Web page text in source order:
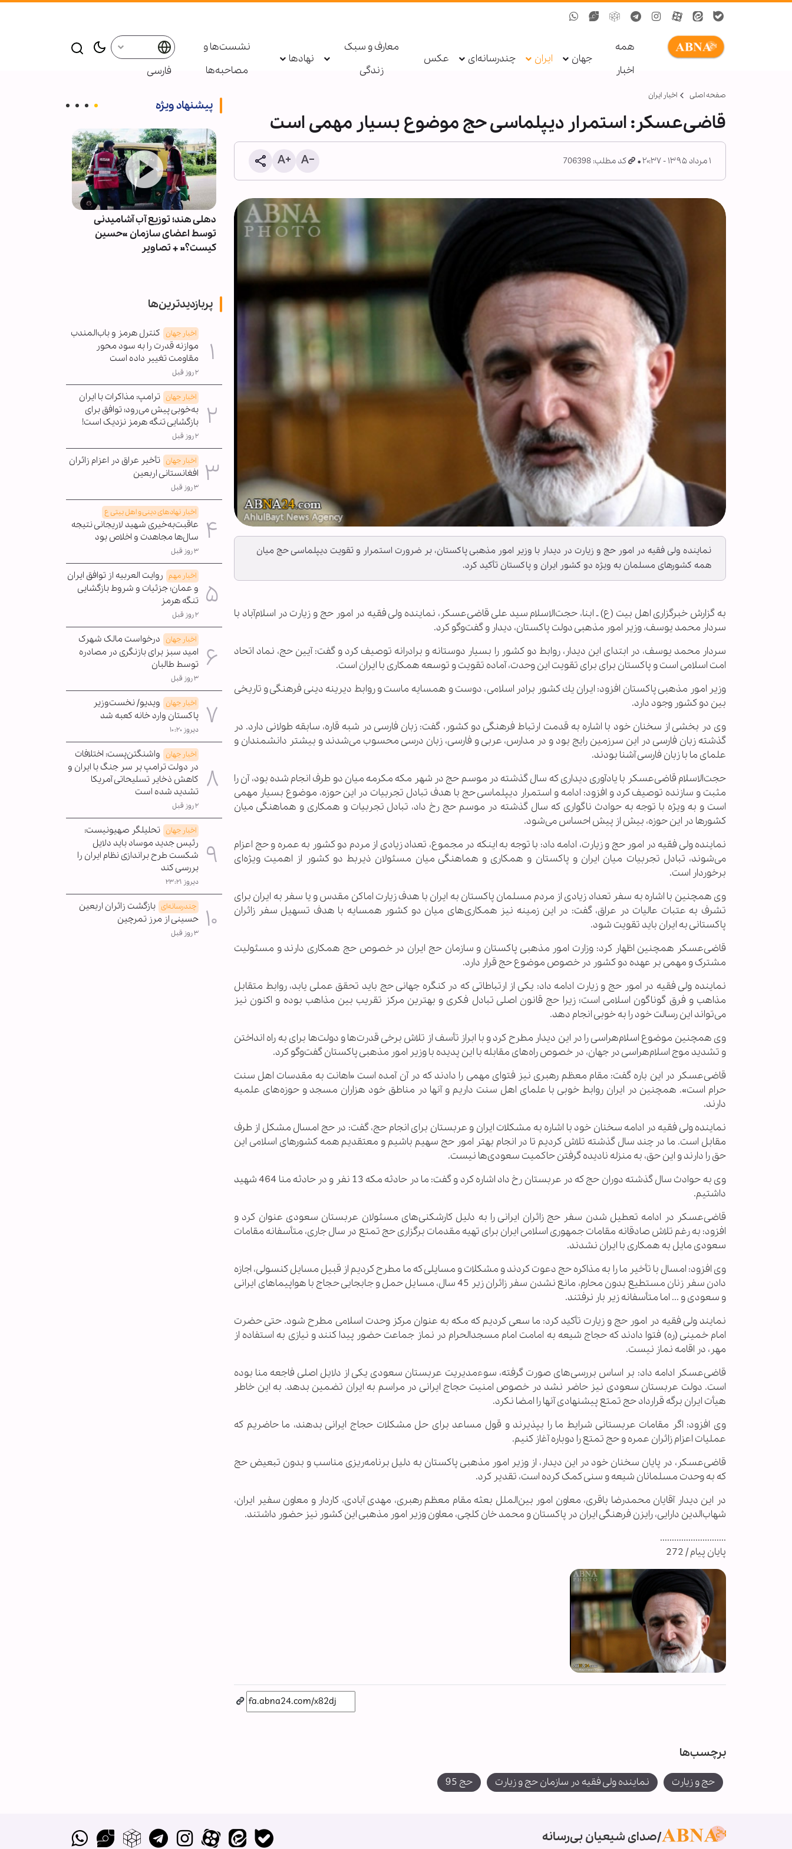
همه
اخبار
جهان ایران چندرسانه‌ای عکس
معارف و سبک
زندگی
نهادها
نشست‌ها و
مصاحبه‌ها
فارسی
صفحه اصلی اخبار ایران
قاضی‌عسكر: استمرار دیپلماسی حج موضوع بسیار مهمی است
۱ مرداد ۱۳۹۵ - ۲۰:۳۷ کد مطلب: 706398
نماینده ولی فقیه در امور حج و زیارت در دیدار با وزیر امور مذهبی پاکستان، بر ضرورت استمرار و تقویت دیپلماسی حج میان
همه کشورهای مسلمان به ویژه دو کشور ایران و پاکستان تأکید کرد.
به گزارش خبرگزاری اهل بیت (ع) ـ ابنا، حجت‌الاسلام سید علی قاضی‌عسکر، نماینده ولی فقیه در امور حج و زیارت در اسلام‌آباد با
سردار محمد یوسف، وزیر امور مذهبی دولت پاكستان، دیدار و گفت‌وگو كرد.
سردار محمد یوسف، در ابتدای این دیدار، روابط دو کشور را بسیار دوستانه و برادرانه توصیف کرد و گفت: آیین حج، نماد اتحاد
امت اسلامی است و پاکستان برای برای تقویت این وحدت، آماده تقویت و توسعه همکاری با ایران است.
وزیر امور مذهبی پاكستان افزود: ایران یك كشور برادر اسلامی، دوست و همسایه ماست و روابط دیرینه دینی فرهنگی و تاریخی
بین دو كشور وجود دارد.
وی در بخشی از سخنان خود با اشاره به قدمت ارتباط فرهنگی دو كشور، گفت: زبان فارسی در شبه قاره، سابقه طولانی دارد. در
گذشته زبان فارسی در این سرزمین رایج بود و در مدارس، عربی و فارسی، زبان درسی محسوب می‌شدند و بیشتر دانشمندان و
علمای ما با زبان فارسی آشنا بودند.
حجت‌الاسلام قاضی‌عسکر با یادآوری دیداری که سال گذشته در موسم حج در شهر مکه مکرمه میان دو طرف انجام شده بود، آن را
مثبت و سازنده توصیف کرد و افزود: ادامه و استمرار دیپلماسی حج با هدف تبادل تجربیات در این حوزه، موضوع بسیار مهمی
است و به ویژه با توجه به حوادث ناگواری که سال گذشته در موسم حج رخ داد، تبادل تجربیات و همکاری و هماهنگی میان
کشورها در این حوزه، بیش از پیش احساس می‌شود.
نماینده ولی فقیه در امور حج و زیارت، ادامه داد: با توجه به اینکه در مجموع، تعداد زیادی از مردم دو کشور به عمره و حج اعزام
می‌شوند، تبادل تجربیات میان ایران و پاکستان و همکاری و هماهنگی میان مسئولان ذیربط دو کشور از اهمیت ویژه‌ای
برخوردار است.
وی همچنین با اشاره به سفر تعداد زیادی از مردم مسلمان پاکستان به ایران با هدف زیارت اماکن مقدس و یا سفر به ایران برای
تشرف به عتبات عالیات در عراق، گفت: در این زمینه نیز همکاری‌های میان دو کشور همسایه با هدف تسهیل سفر زائران
پاکستانی به ایران باید تقویت شود.
قاضی‌عسكر همچنین اظهار كرد: وزارت امور مذهبی پاکستان و سازمان حج ایران در خصوص حج همکاری دارند و مسئولیت
مشترک و مهمی بر عهده دو کشور در خصوص موضوع حج قرار دارد.
نماینده ولی فقیه در امور حج و زیارت ادامه داد: یكی از ارتباطاتی كه در كنگره جهانی حج باید تحقق عملی یابد، روابط متقابل
مذاهب و فرق گوناگون اسلامی است؛ زیرا حج قانون اصلی تبادل فكری و بهترین مركز تقریب بین مذاهب بوده و اكنون نیز
می‌تواند این رسالت خود را به خوبی انجام دهد.
وی همچنین موضوع اسلام‌هراسی را در این دیدار مطرح کرد و با ابراز تأسف از تلاش برخی قدرت‌ها و دولت‌ها برای به راه انداختن
و تشدید موج اسلام‌هراسی در جهان، در خصوص راه‌های مقابله با این پدیده با وزیر امور مذهبی پاکستان گفت‌وگو کرد.
قاضی‌عسكر در این باره گفت: مقام معظم رهبری نیز فتوای مهمی را دادند كه در آن آمده است «اهانت به مقدسات اهل سنت
حرام است». همچنین در ایران روابط خوبی با علمای اهل سنت داریم و آنها در مناطق خود هزاران مسجد و حوزه‌های علمیه
دارند.
نماینده ولی فقیه در ادامه سخنان خود با اشاره به مشكلات ایران و عربستان برای انجام حج، گفت: در حج امسال مشكل از طرف
مقابل است. ما در چند سال گذشته تلاش كردیم تا در انجام بهتر امور حج سهیم باشیم و معتقدیم همه كشورهای اسلامی این
حق را دارند و این حق، به منزله نادیده گرفتن حاکمیت سعودی‌ها نیست.
وی به حوادث سال گذشته دوران حج كه در عربستان رخ داد اشاره كرد و گفت: ما در حادثه مكه 13 نفر و در حادثه منا 464 شهید
داشتیم.
قاضی‌عسكر در ادامه تعطیل شدن سفر حج زائران ایرانی را به دلیل كارشكنی‌های مسئولان عربستان سعودی عنوان كرد و
افزود: به رغم تلاش صادقانه مقامات جمهوری اسلامی ایران برای تهیه مقدمات برگزاری حج تمتع در سال جاری، متأسفانه مقامات
سعودی مایل به همكاری با ایران نشدند.
وی افزود: امسال با تأخیر ما را به مذاكره حج دعوت كردند و مشكلات و مسایلی كه ما مطرح كردیم از قبیل مسایل کنسولی، اجازه
دادن سفر زنان مستطیع بدون محارم، مانع نشدن سفر زائران زیر 45 سال، مسایل حمل و جابجایی حجاج با هواپیماهای ایرانی
و سعودی و ... اما متأسفانه زیر بار نرفتند.
نمایند ولی فقیه در امور حج و زیارت تأكید كرد: ما سعی كردیم كه مكه به عنوان مركز وحدت اسلامی مطرح شود. حتی حضرت
امام خمینی (ره) فتوا دادند كه حجاج شیعه به امامت امام مسجدالحرام در نماز جماعت حضور پیدا كنند و نیازی به استفاده از
مهر، در اقامه نماز نیست.
قاضی‌عسكر ادامه داد: بر اساس بررسی‌های صورت گرفته، سوءمدیریت عربستان سعودی یكی از دلایل اصلی فاجعه منا بوده
است. دولت عربستان سعودی نیز حاضر نشد در خصوص امنیت حجاج ایرانی در مراسم به ایران تضمین بدهد. به این خاطر
هیأت ایران برگه قرارداد حج تمتع پیشنهادی آنها را امضا نكرد.
وی افزود: اگر مقامات عربستانی شرایط ما را بپذیرند و قول مساعد برای حل مشكلات حجاج ایرانی بدهند، ما حاضریم كه
عملیات اعزام زائران عمره و حج تمتع را دوباره آغاز كنیم.
قاضی‌عسكر، در پایان سخنان خود در این دیدار، از وزیر امور مذهبی پاکستان به دلیل برنامه‌ریزی مناسب و بدون تبعیض حج
که به وحدت مسلمانان شیعه و سنی کمک کرده است، تقدیر كرد.
در این دیدار آقایان محمدرضا باقری، معاون امور بین‌الملل بعثه مقام معظم رهبری، مهدی آبادی، كاردار و معاون سفیر ایران،
شهاب‌الدین دارایی، رایزن فرهنگی ایران در پاكستان و محمد خان كلچی، معاون وزیر امور مذهبی این كشور نیز حضور داشتند.
............................
پایان پیام / 272
برچسب‌ها
حج و زیارت نماینده ولی فقیه در سازمان حج و زیارت حج 95
پیشنهاد ویژه
خبرنگار حقیقت را تنها نمی‌گذارد
دهلی هند؛ توزیع آب آشامیدنی
توسط اعضای سازمان «حسین
کیست؟» + تصاویر
پربازدیدترین‌ها
اخبار جهان کنترل هرمز و باب‌المندب
موازنه قدرت را به سود محور
مقاومت تغییر داده است
۲ روز قبل
اخبار جهان ترامپ: مذاکرات با ایران
به‌خوبی پیش می‌رود؛ توافق برای
بازگشایی تنگه هرمز نزدیک است!
۲ روز قبل
اخبار جهان تأخیر عراق در اعزام زائران
افغانستانی اربعین
۳ روز قبل
اخبار نهادهای دینی و اهل بیتی ع
عاقبت‌به‌خیری شهید لاریجانی نتیجه
سال‌ها مجاهدت و اخلاص بود
۳ روز قبل
اخبار مهم روایت العربیه از توافق ایران
و عمان؛ جزئیات و شروط بازگشایی
تنگه هرمز
۲ روز قبل
اخبار جهان درخواست مالک شهرک
امید سبز برای بازنگری در مصادره
توسط طالبان
۳ روز قبل
اخبار جهان ویدیو/ نخست‌وزیر
پاکستان وارد خانه کعبه شد
دیروز ۱۰:۲۰
اخبار جهان واشنگتن‌پست: اختلافات
در دولت ترامپ بر سر جنگ با ایران و
کاهش ذخایر تسلیحاتی آمریکا
تشدید شده است
۲ روز قبل
اخبار جهان تحلیلگر صهیونیست:
رئیس جدید موساد باید دلایل
شکست طرح براندازی نظام ایران را
بررسی کند
دیروز ۲۳:۲۱
چندرسانه‌ای بازگشت زائران اربعین
حسینی از مرز تمرچین
۳ روز قبل
صدای شیعیان بی‌رسانه